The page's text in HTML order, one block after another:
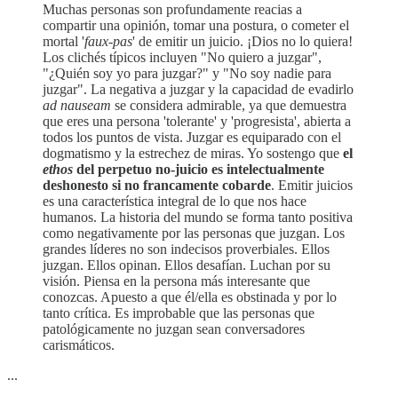
Muchas personas son profundamente reacias a
compartir una opinión, tomar una postura, o cometer el
mortal 'faux-pas' de emitir un juicio. ¡Dios no lo quiera!
Los clichés típicos incluyen "No quiero a juzgar",
"¿Quién soy yo para juzgar?" y "No soy nadie para
juzgar". La negativa a juzgar y la capacidad de evadirlo
ad nauseam se considera admirable, ya que demuestra
que eres una persona 'tolerante' y 'progresista', abierta a
todos los puntos de vista. Juzgar es equiparado con el
dogmatismo y la estrechez de miras. Yo sostengo que el
ethos del perpetuo no-juicio es intelectualmente
deshonesto si no francamente cobarde. Emitir juicios
es una característica integral de lo que nos hace
humanos. La historia del mundo se forma tanto positiva
como negativamente por las personas que juzgan. Los
grandes líderes no son indecisos proverbiales. Ellos
juzgan. Ellos opinan. Ellos desafían. Luchan por su
visión. Piensa en la persona más interesante que
conozcas. Apuesto a que él/ella es obstinada y por lo
tanto crítica. Es improbable que las personas que
patológicamente no juzgan sean conversadores
carismáticos.
...